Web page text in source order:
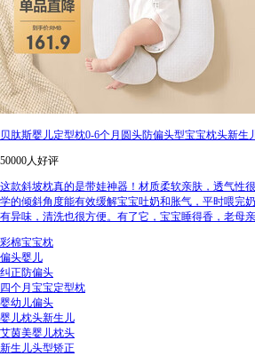
贝肽斯婴儿定型枕0-6个月圆头防偏头型宝宝枕头新生
50000人好评
这款斜坡枕真的是带娃神器！材质柔软亲肤，透气性
学的倾斜角度能有效缓解宝宝吐奶和胀气，平时喂完
有异味，清洗也很方便。有了它，宝宝睡得香，老母
彩棉宝宝枕
偏头婴儿
纠正防偏头
四个月宝宝定型枕
婴幼儿偏头
婴儿枕头新生儿
艾茵美婴儿枕头
新生儿头型矫正